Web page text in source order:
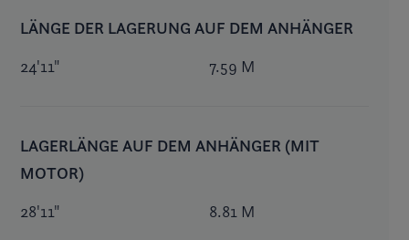
LÄNGE DER LAGERUNG AUF DEM ANHÄNGER
24'11" 7.59 M
LAGERLÄNGE AUF DEM ANHÄNGER (MIT
MOTOR)
28'11" 8.81 M